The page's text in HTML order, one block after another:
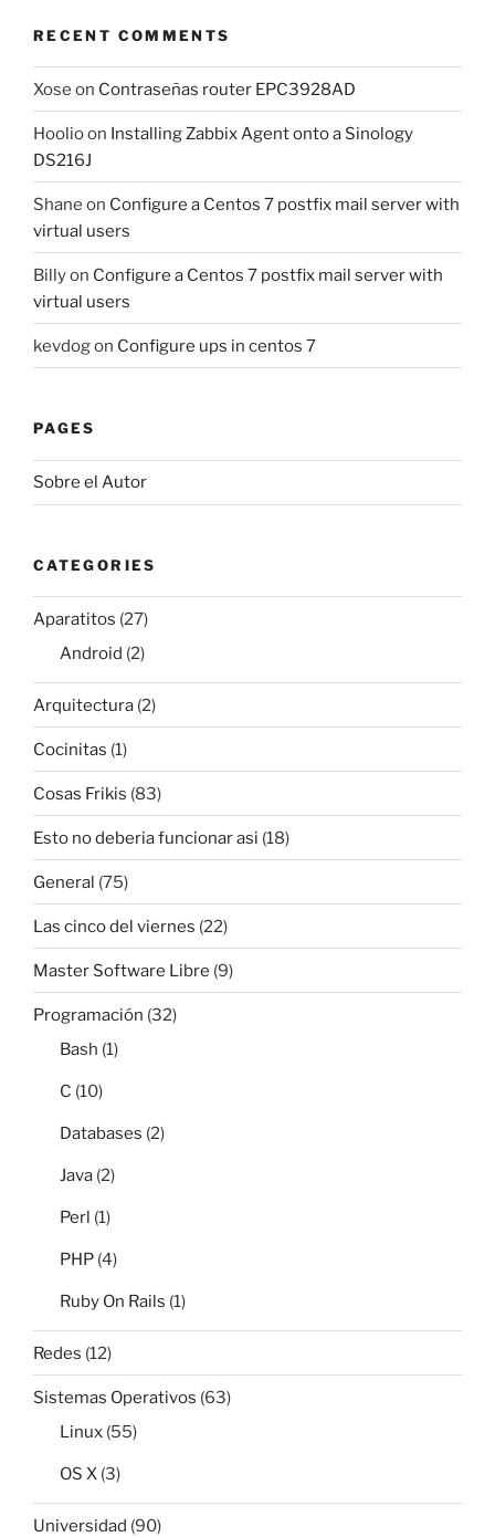
RECENT COMMENTS
Xose on Contraseñas router EPC3928AD
Hoolioon Installing Zabbix Agent onto a Sinology
DS216J
Shane on Configure a Centos 7 postfix mail server with
virtual users
Billyon Configure a Centos 7 postfix mail server with
virtual users
kevdogon Configure ups in centos 7
PAGES
Sobre el Autor
CATEGORIES
Aparatitos (27)
Android (2)
Arquitectura (2)
Cocinitas (1)
Cosas Frikis (83)
Esto no deberia funcionar asi (18)
General (75)
Las cinco del viernes (22)
Master Software Libre (9)
Programación (32)
Bash (1)
C (10)
Databases (2)
Java (2)
Perl (1)
PHP (4)
Ruby On Rails (1)
Redes (12)
Sistemas Operativos (63)
Linux (55)
OS X (3)
Universidad (90)